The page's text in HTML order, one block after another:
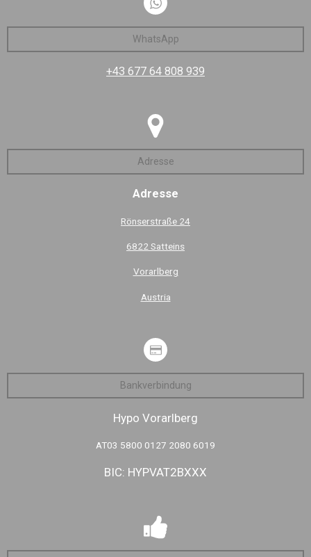
WhatsApp
+43 677 64 808 939
Adresse
Adresse
Rönserstraße 24
6822 Satteins
Vorarlberg
Austria
Bankverbindung
Hypo Vorarlberg
AT03 5800 0127 2080 6019
BIC: HYPVAT2BXXX